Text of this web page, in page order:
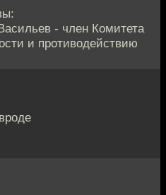
- член Комитета
и противодействию